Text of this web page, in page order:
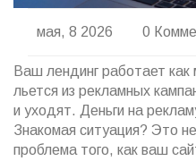
мая, 8 2026 0
Ваш лендинг работает
льется из рекламных
и уходят. Деньги на
Знакомая ситуация? Это
проблема того, как ваш